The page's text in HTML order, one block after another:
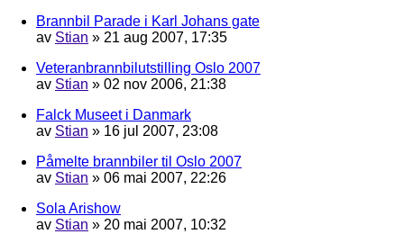
Brannbil Parade i Karl Johans gate
av Stian » 21 aug 2007, 17:35
Veteranbrannbilutstilling Oslo 2007
av Stian » 02 nov 2006, 21:38
Falck Museet i Danmark
av Stian » 16 jul 2007, 23:08
Påmelte brannbiler til Oslo 2007
av Stian » 06 mai 2007, 22:26
Sola Arishow
av Stian » 20 mai 2007, 10:32